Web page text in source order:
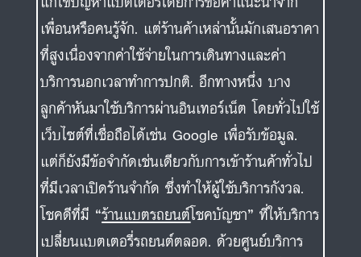
เว็บไซต์ที่เชื่อถือได้เช่น Google เพื่อรับข้อมูล.
แต่ก็ยังมีข้อจำกัดเช่นเดียวกับการเข้าร้านค้าทั่วไป
ที่มีเวลาเปิดร้านจำกัด ซึ่งทำให้ผู้ใช้บริการกังวล.
โชคดีที่มี “ร้านแบตรถยนต์โชคบัญชา” ที่ให้บริการ
เปลี่ยนแบตเตอรี่รถยนต์ตลอด. ด้วยศูนย์บริการ
ทางโทรศัพท์ที่ให้คำแนะนำอย่างมืออาชีพเกี่ยวกับ
ปัญหาแบตเตอรี่และทีมช่างที่มีประสบการณ์.
ทำให้ลูกค้ามั่นใจในการบริการที่รวดเร็ว หลังจากได้
รับบริการ ลูกค้ามักแนะนำบริการของทางร้าน